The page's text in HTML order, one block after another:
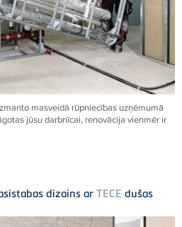
masveidā rūpniecības uzņēmumā
jūsu darbnīcai, renovācija vienmēr ir
dizains ar TECE dušas